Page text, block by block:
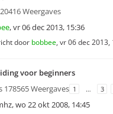
Weergaves
,vr 06 dec 2013, 15:36
door bobbee, vr 06 dec 2013,
voor beginners
178565 Weergaves 1 … 3
,wo 22 okt 2008, 14:45